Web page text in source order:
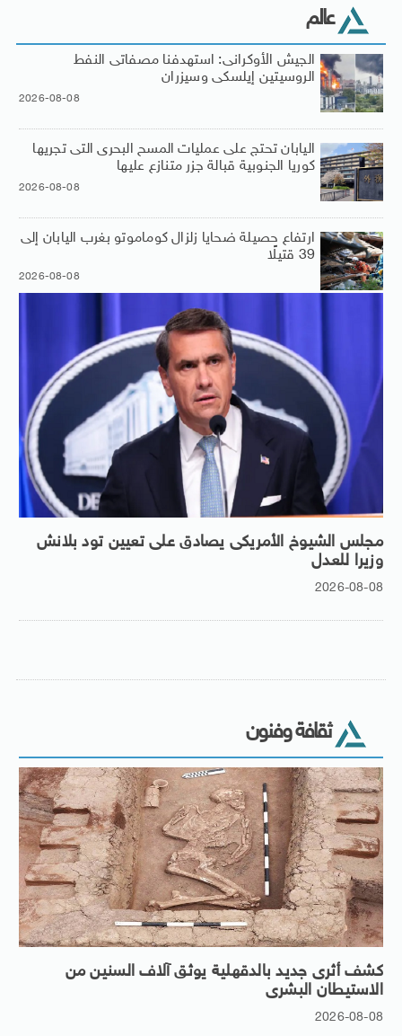
عالم
الجيش الأوكرانى: استهدفنا مصفاتى النفط
الروسيتين إيلسكى وسيزران
2026-08-08
اليابان تحتج على عمليات المسح البحرى التى تجريها
كوريا الجنوبية قبالة جزر متنازع عليها
2026-08-08
ارتفاع حصيلة ضحايا زلزال كوماموتو بغرب اليابان إلى
39 قتيلًا
2026-08-08
مجلس الشيوخ الأمريكى يصادق على تعيين تود بلانش
وزيرا للعدل
2026-08-08
ثقافة وفنون
كشف أثرى جديد بالدقهلية يوثق آلاف السنين من
الاستيطان البشرى
2026-08-08